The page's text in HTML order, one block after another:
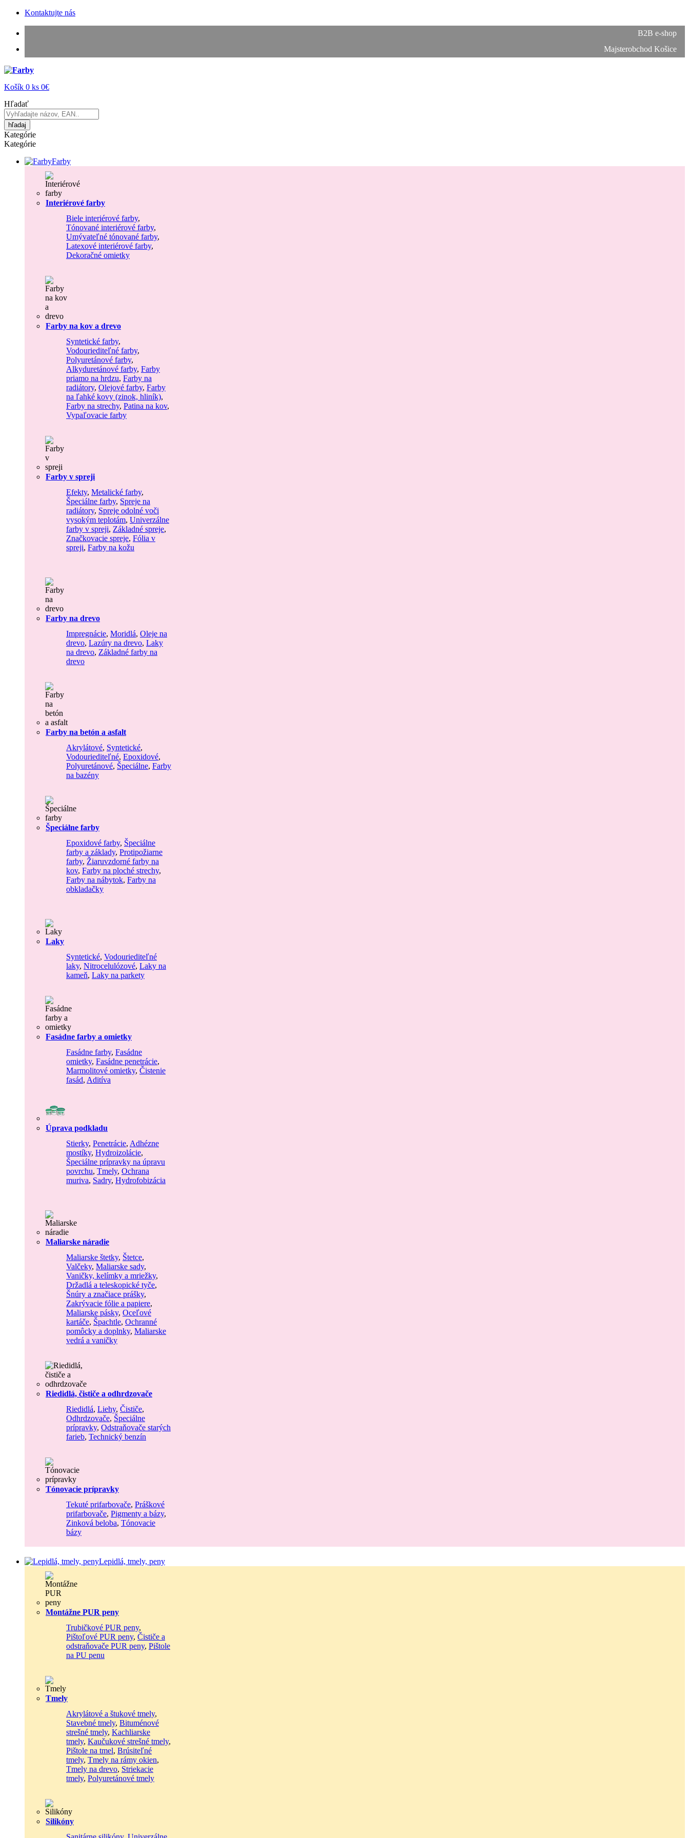
Kontaktujte nás
B2B e-shop
Majsterobchod Košice
Košík 0 ks 0€
Hľadať
hľadaj
Kategórie
Kategórie
Farby
Interiérové farby
Biele interiérové farby,
Tónované interiérové farby,
Umývateľné tónované farby,
Latexové interiérové farby,
Dekoračné omietky
Farby na kov a drevo
Syntetické farby,
Vodouriediteľné farby,
Polyuretánové farby,
Alkyduretánové farby, Farby
priamo na hrdzu, Farby na
radiátory, Olejové farby, Farby
na ľahké kovy (zinok, hliník),
Farby na strechy, Patina na kov,
Vypaľovacie farby
Farby v spreji
Efekty, Metalické farby,
Špeciálne farby, Spreje na
radiátory, Spreje odolné voči
vysokým teplotám, Univerzálne
farby v spreji, Základné spreje,
Značkovacie spreje, Fólia v
spreji, Farby na kožu
Farby na drevo
Impregnácie, Moridlá, Oleje na
drevo, Lazúry na drevo, Laky
na drevo, Základné farby na
drevo
Farby na betón a asfalt
Akrylátové, Syntetické,
Vodouriediteľné, Epoxidové,
Polyuretánové, Špeciálne, Farby
na bazény
Špeciálne farby
Epoxidové farby, Špeciálne
farby a základy, Protipožiarne
farby, Žiaruvzdorné farby na
kov, Farby na ploché strechy,
Farby na nábytok, Farby na
obkladačky
Laky
Syntetické, Vodouriediteľné
laky, Nitrocelulózové, Laky na
kameň, Laky na parkety
Fasádne farby a omietky
Fasádne farby, Fasádne
omietky, Fasádne penetrácie,
Marmolitové omietky, Čistenie
fasád, Aditíva
Úprava podkladu
Stierky, Penetrácie, Adhézne
mostíky, Hydroizolácie,
Špeciálne prípravky na úpravu
povrchu, Tmely, Ochrana
muriva, Sadry, Hydrofobizácia
Maliarske náradie
Maliarske štetky, Štetce,
Valčeky, Maliarske sady,
Vaničky, kelímky a mriežky,
Držadlá a teleskopické tyče,
Šnúry a značiace prášky,
Zakrývacie fólie a papiere,
Maliarske pásky, Oceľové
kartáče, Špachtle, Ochranné
pomôcky a doplnky, Maliarske
vedrá a vaničky
Riedidlá, čističe a odhrdzovače
Riedidlá, Liehy, Čističe,
Odhrdzovače, Špeciálne
prípravky, Odstraňovače starých
farieb, Technický benzín
Tónovacie prípravky
Tekuté prifarbovače, Práškové
prifarbovače, Pigmenty a bázy,
Zinková beloba, Tónovacie
bázy
Lepidlá, tmely, peny
Montážne PUR peny
Trubičkové PUR peny,
Pištoľové PUR peny, Čističe a
odstraňovače PUR peny, Pištole
na PU penu
Tmely
Akrylátové a štukové tmely,
Stavebné tmely, Bituménové
strešné tmely, Kachliarske
tmely, Kaučukové strešné tmely,
Pištole na tmel, Brúsiteľné
tmely, Tmely na rámy okien,
Tmely na drevo, Striekacie
tmely, Polyuretánové tmely
Silikóny